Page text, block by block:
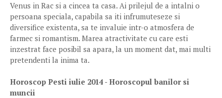
Venus in Rac si a cincea ta casa. Ai prilejul de a intalni o
persoana speciala, capabila sa iti infrumuteseze si
diversifice existenta, sa te invaluie intr-o atmosfera de
farmec si romantism. Marea atractivitate cu care esti
inzestrat face posibil sa apara, la un moment dat, mai multi
pretendenti la inima ta.
Horoscop Pesti iulie 2014 - Horoscopul banilor si
muncii